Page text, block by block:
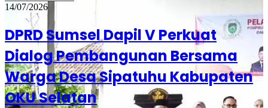
14/07/2026
DPRD Sumsel Dapil V Perkuat
Dialog Pembangunan Bersama
Warga Desa Sipatuhu Kabupaten
OKU Selatan